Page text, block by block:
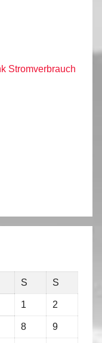
Stromverbrauch
S S
1 2
8 9